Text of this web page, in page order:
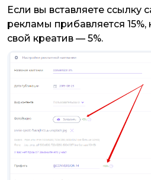
Если вы вставляете ссылку
рекламы прибавляется 15%,
свой креатив — 5%.